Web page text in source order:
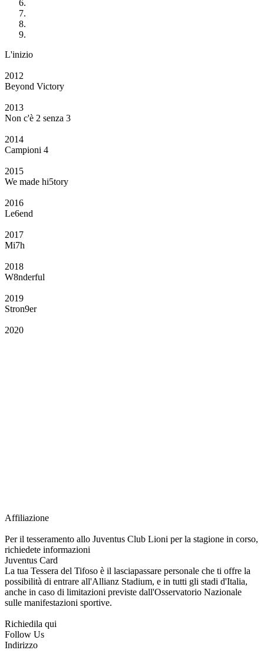
L'inizio
2012
Beyond Victory
2013
Non c'è 2 senza 3
2014
Campioni 4
2015
We made hi5tory
2016
Le6end
2017
Mi7h
2018
W8nderful
2019
Stron9er
2020
Affiliazione
Per il tesseramento allo Juventus Club Lioni per la stagione in corso,
richiedete informazioni
Juventus Card
La tua Tessera del Tifoso è il lasciapassare personale che ti offre la
possibilità di entrare all'Allianz Stadium, e in tutti gli stadi d'Italia,
anche in caso di limitazioni previste dall'Osservatorio Nazionale
sulle manifestazioni sportive.
Richiedila qui
Follow Us
Indirizzo